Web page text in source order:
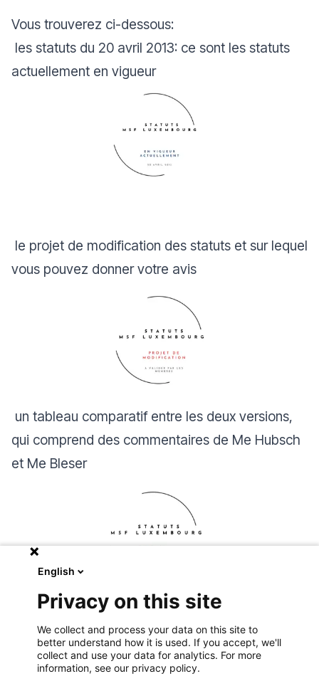
Vous trouverez ci-dessous:
les statuts du 20 avril 2013: ce sont les statuts
actuellement en vigueur
le projet de modification des statuts et sur lequel
vous pouvez donner votre avis
un tableau comparatifentre les deux versions,
qui comprend des commentaires de Me Hubsch
et Me Bleser
English
Privacy on this site
We collect and process your data on this site to
better understand how it is used. If you accept, we'll
collect and use your data for analytics. For more
information, see our privacy policy.